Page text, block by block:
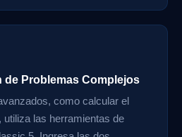
de Problemas Complejos
como calcular el
las herramientas de